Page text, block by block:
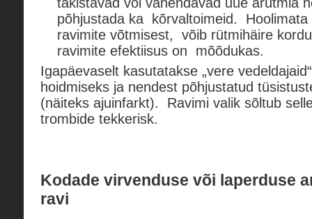
põhjustada ka kõrvaltoimeid. Hoolimata
ravimite võtmisest, võib rütmihäire
ravimite efektiisus on mõõdukas.
Igapäevaselt kasutatakse „vere
hoidmiseks ja nendest põhjustatud
(näiteks ajuinfarkt). Ravimi valik sõltub
trombide tekkerisk.
Kodade virvenduse või laperduse
ravi